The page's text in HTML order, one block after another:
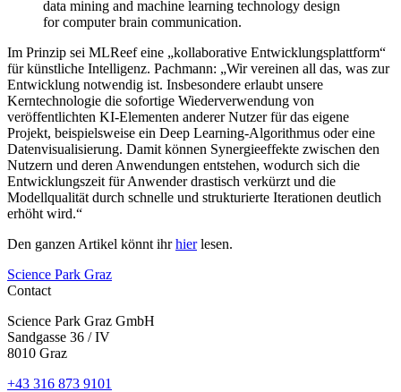
Im Prinzip sei MLReef eine „kollaborative Entwicklungsplattform“
für künstliche Intelligenz. Pachmann: „Wir vereinen all das, was zur
Entwicklung notwendig ist. Insbesondere erlaubt unsere
Kerntechnologie die sofortige Wiederverwendung von
veröffentlichten KI-Elementen anderer Nutzer für das eigene
Projekt, beispielsweise ein Deep Learning-Algorithmus oder eine
Datenvisualisierung. Damit können Synergieeffekte zwischen den
Nutzern und deren Anwendungen entstehen, wodurch sich die
Entwicklungszeit für Anwender drastisch verkürzt und die
Modellqualität durch schnelle und strukturierte Iterationen deutlich
erhöht wird.“
Den ganzen Artikel könnt ihrhierlesen.
Science Park Graz
Contact
Science Park Graz GmbH
Sandgasse 36 / IV
8010 Graz
+43 316 873 9101